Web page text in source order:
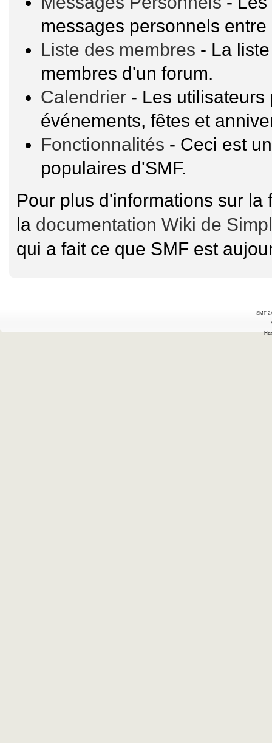
messages personnels entre
Liste des membres - La
membres d'un forum.
Calendrier - Les
événements, fêtes et
Fonctionnalités - Ceci est
populaires d'SMF.
Pour plus d'informations sur
la documentation Wiki de
qui a fait ce que SMF est
SMF